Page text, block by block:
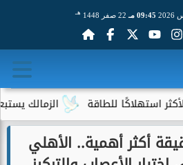
09:45 مـ 22 صفر 1448 هـ
الزمالك يستبعد 4 لاعبين شباب من حساباته في الموسم الجديد للطاقة
أكثر أهمية.. الأهلي